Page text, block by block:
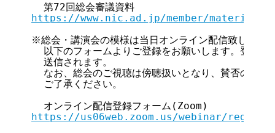
  第72回総会審議資料
https://www.nic.ad.jp/member/materials/
※総会・講演会の模様は当日オンライン配信致します
以下のフォームよりご登録をお願いします。登録
  送信されます。
なお、総会のご視聴は傍聴扱いとなり、賛否の投票
  ご了承ください。
https://us06web.zoom.us/webinar/register/